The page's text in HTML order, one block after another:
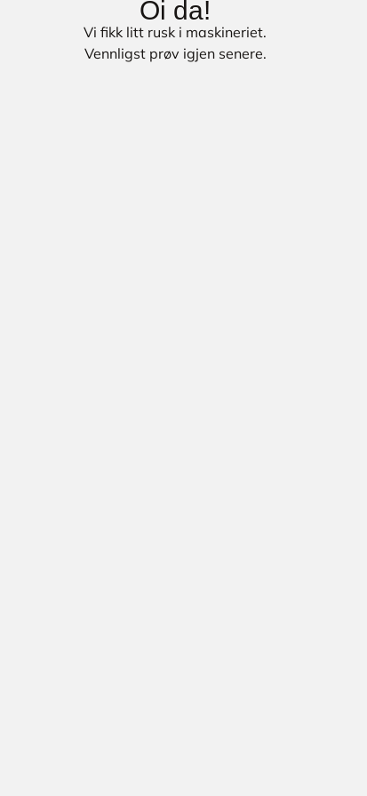
Oi da!
Vi fikk litt rusk i maskineriet.
Vennligst prøv igjen senere.